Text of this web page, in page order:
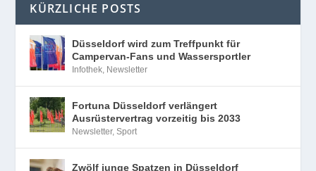
KÜRZLICHE POSTS
Düsseldorf wird zum Treffpunkt für
Campervan-Fans und Wassersportler
Infothek, Newsletter
Fortuna Düsseldorf verlängert
Ausrüstervertrag vorzeitig bis 2033
Newsletter,Sport
Zwölf junge Spatzen in Düsseldorf